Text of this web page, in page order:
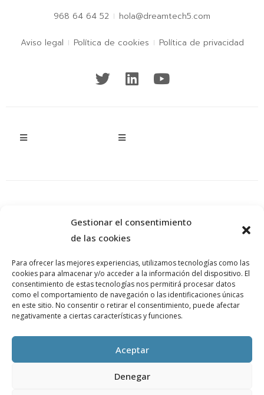
Gestionar el consentimiento
de las cookies
Para ofrecer las mejores experiencias, utilizamos tecnologías como las
cookies para almacenar y/o acceder a la información del dispositivo. El
consentimiento de estas tecnologías nos permitirá procesar datos
como el comportamiento de navegación o las identificaciones únicas
en este sitio. No consentir o retirar el consentimiento, puede afectar
negativamente a ciertas características y funciones.
Aceptar
Denegar
968 64 64 52 hola@dreamtech5.com
Aviso legal Política de cookies Política de privacidad